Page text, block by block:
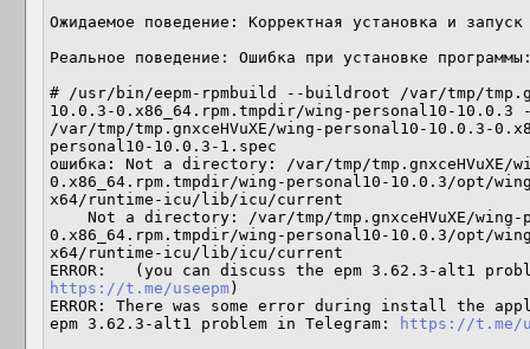
Ожидаемое поведение: Корректная установка и
Реальное поведение: Ошибка при установке
# /usr/bin/eepm-rpmbuild --buildroot /var/tmp/
10.0.3-0.x86_64.rpm.tmpdir/wing-personal10-10.0.3
/var/tmp/tmp.gnxceHVuXE/wing-personal10-10.0.3-
personal10-10.0.3-1.spec
ошибка: Not a directory: /var/tmp/tmp.gnxceHVuXE/
0.x86_64.rpm.tmpdir/wing-personal10-10.0.3/opt/
x64/runtime-icu/lib/icu/current
0.x86_64.rpm.tmpdir/wing-personal10-10.0.3/opt/
x64/runtime-icu/lib/icu/current
https://t.me/useepm )
ERROR: There was some error during install the
epm 3.62.3-alt1 problem in Telegram:
https://t.me/